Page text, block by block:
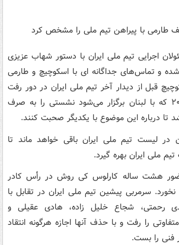
اجرایی تیم ملی ایران با دستور شهاب عزیزی
و تماس‌های جداگانه ای با اسکوچیچ و طارمی
قبل از دیدار آخر تیم ملی ایران در دور رفت
انتخابی جام جهانی ۲۰۲۲ که با لبنان برگزار می‌شود نشستی را به صرف
تا درباره این موضوع با یکدیگر صحبت کنند.
در لیست تیم ملی ایران باقی خواهد ماند تا
ملی ایران بهره گیرد.
هشت ساله کارلوس کی روش در رأس کادر
سرمربی پیشین تیم ملی ایران در تقابل با
رحمتی، شجاع خلیل زاده، هادی عقیلی و
را رفت و با حذف آنها اجازه هرگونه انتقاد
فنی را بست.